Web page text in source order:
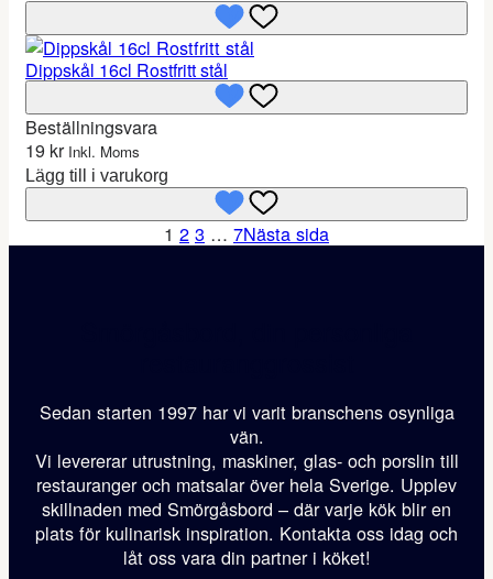
Dippskål 16cl Rostfritt stål
Beställningsvara
19 kr Inkl. Moms
Lägg till i varukorg
1 2 3 … 7Nästa sida
Sedan starten 1997 har vi varit branschens osynliga
vän.
Vi levererar utrustning, maskiner, glas- och porslin till
restauranger och matsalar över hela Sverige. Upplev
skillnaden med Smörgåsbord – där varje kök blir en
plats för kulinarisk inspiration. Kontakta oss idag och
låt oss vara din partner i köket!